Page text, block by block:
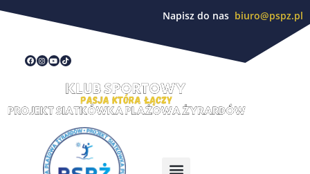
Napisz do nas biuro@pspz.pl